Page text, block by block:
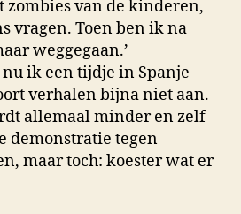
zombies van de kinderen,
vragen. Toen ben ik na
weggegaan.’
ik een tijdje in Spanje
verhalen bijna niet aan.
allemaal minder en zelf
demonstratie tegen
maar toch: koester wat er